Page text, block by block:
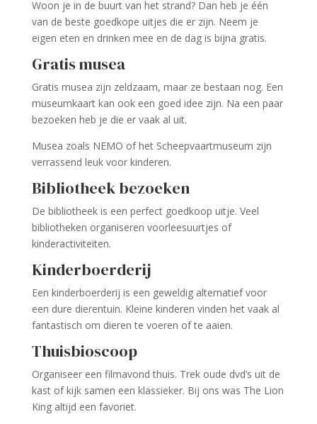
Woon je in de buurt van het strand? Dan heb je één
van de beste goedkope uitjes die er zijn. Neem je
eigen eten en drinken mee en de dag is bijna gratis.
Gratis musea
Gratis musea zijn zeldzaam, maar ze bestaan nog. Een
museumkaart kan ook een goed idee zijn. Na een paar
bezoeken heb je die er vaak al uit.
Musea zoals NEMO of het Scheepvaartmuseum zijn
verrassend leuk voor kinderen.
Bibliotheek bezoeken
De bibliotheek is een perfect goedkoop uitje. Veel
bibliotheken organiseren voorleesuurtjes of
kinderactiviteiten.
Kinderboerderij
Een kinderboerderij is een geweldig alternatief voor
een dure dierentuin. Kleine kinderen vinden het vaak al
fantastisch om dieren te voeren of te aaien.
Thuisbioscoop
Organiseer een filmavond thuis. Trek oude dvd’s uit de
kast of kijk samen een klassieker. Bij ons was The Lion
King altijd een favoriet.